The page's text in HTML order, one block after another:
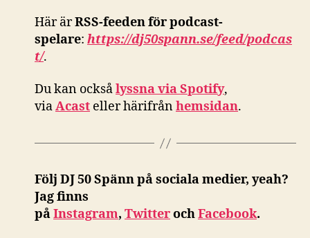
Här ärRSS-feeden för podcast-
spelare: https://dj50spann.se/feed/podcas
t/.
Du kan ocksålyssna via Spotify,
viaAcast eller härifrånhemsidan.
Följ DJ 50 Spänn på sociala medier, yeah?
Jag finns
påInstagram, TwitterochFacebook.